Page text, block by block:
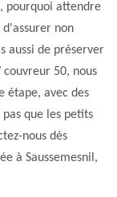
pourquoi attendre
d'assurer non
aussi de préserver
50, nous
étape, avec des
que les petits
nous dès
à Saussemesnil,